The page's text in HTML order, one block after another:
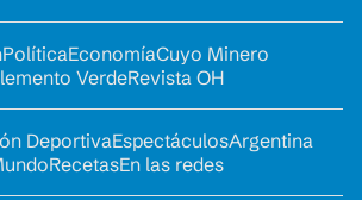
PolíticaEconomíaCuyo Minero
VerdeRevista OH
DeportivaEspectáculosArgentina
RecetasEn las redes